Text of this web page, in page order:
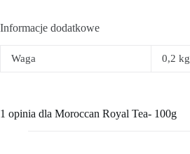
Informacje dodatkowe
Waga 0,2 kg
1 opinia dla Moroccan Royal Tea- 100g